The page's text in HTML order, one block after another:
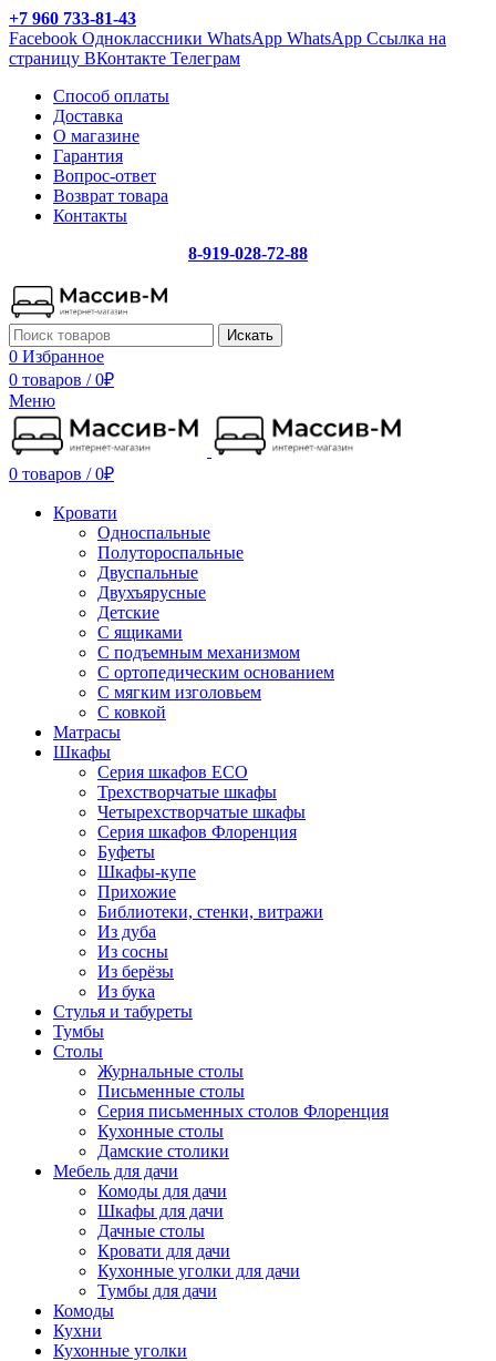
+7 960 733-81-43
Facebook Одноклассники WhatsApp WhatsApp Ссылка на
страницу ВКонтакте Телеграм
Способ оплаты
Доставка
О магазине
Гарантия
Вопрос-ответ
Возврат товара
Контакты
8-919-028-72-88
Искать
0 Избранное
0 товаров / 0₽
Меню
0 товаров / 0₽
Кровати
Односпальные
Полутороспальные
Двуспальные
Двухъярусные
Детские
С ящиками
С подъемным механизмом
С ортопедическим основанием
С мягким изголовьем
С ковкой
Матрасы
Шкафы
Серия шкафов ECO
Трехстворчатые шкафы
Четырехстворчатые шкафы
Серия шкафов Флоренция
Буфеты
Шкафы-купе
Прихожие
Библиотеки, стенки, витражи
Из дуба
Из сосны
Из берёзы
Из бука
Стулья и табуреты
Тумбы
Столы
Журнальные столы
Письменные столы
Серия письменных столов Флоренция
Кухонные столы
Дамские столики
Мебель для дачи
Комоды для дачи
Шкафы для дачи
Дачные столы
Кровати для дачи
Кухонные уголки для дачи
Тумбы для дачи
Комоды
Кухни
Кухонные уголки